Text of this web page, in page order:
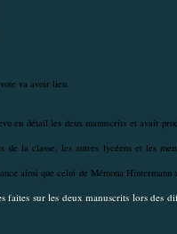
va avoir lieu.
en détail les deux manuscrits et avait
la classe, les autres lycéens et les
ainsi que celui de Mémona Hintermann
sur les deux manuscrits lors des